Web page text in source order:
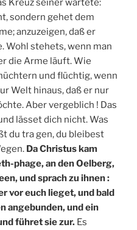
Kreuz seiner wartete:
sondern gehet dem
anzuzeigen, daß er
Wohl stehets, wenn man
die Arme läuft. Wie
und flüchtig, wenn
Welt hinaus, daß er nur
Aber vergeblich ! Das
lässet dich nicht. Was
du tra gen, du bleibest
Da Christus kam
phage, an den Oelberg,
und sprach zu ihnen :
vor euch lieget, und bald
angebunden, und ein
führet sie zur. Es